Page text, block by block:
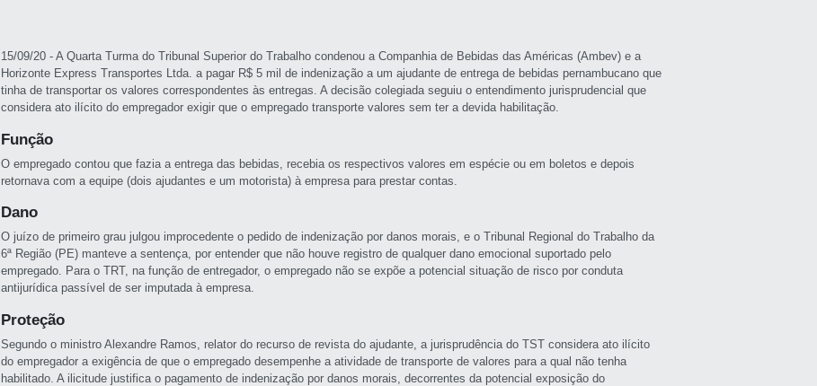
15/09/20 - A Quarta Turma do Tribunal Superior do Trabalho condenou a Companhia de Bebidas das Américas (Ambev) e a
Horizonte Express Transportes Ltda. a pagar R$ 5 mil de indenização a um ajudante de entrega de bebidas pernambucano que
tinha de transportar os valores correspondentes às entregas. A decisão colegiada seguiu o entendimento jurisprudencial que
considera ato ilícito do empregador exigir que o empregado transporte valores sem ter a devida habilitação.
Função
O empregado contou que fazia a entrega das bebidas, recebia os respectivos valores em espécie ou em boletos e depois
retornava com a equipe (dois ajudantes e um motorista) à empresa para prestar contas.
Dano
O juízo de primeiro grau julgou improcedente o pedido de indenização por danos morais, e o Tribunal Regional do Trabalho da
6ª Região (PE) manteve a sentença, por entender que não houve registro de qualquer dano emocional suportado pelo
empregado. Para o TRT, na função de entregador, o empregado não se expõe a potencial situação de risco por conduta
antijurídica passível de ser imputada à empresa.
Proteção
Segundo o ministro Alexandre Ramos, relator do recurso de revista do ajudante, a jurisprudência do TST considera ato ilícito
do empregador a exigência de que o empregado desempenhe a atividade de transporte de valores para a qual não tenha
habilitado. A ilicitude justifica o pagamento de indenização por danos morais, decorrentes da potencial exposição do